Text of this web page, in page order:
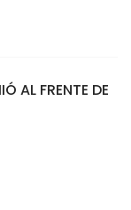
AL FRENTE DE